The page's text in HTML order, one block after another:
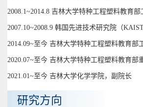
2008.1~2014.8 吉林大学特种工程塑料教育
2007.10~2008.9 韩国先进技术研究院（
2014.09~至今 吉林大学特种工程塑料教育部
2020.07~至今 吉林大学特种工程塑料教育部
2021.01~至今 吉林大学化学学院，副院长
研究方向